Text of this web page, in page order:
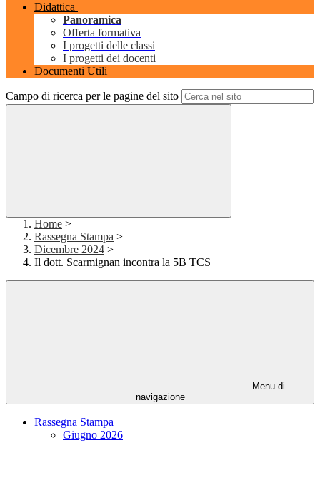
Didattica
Panoramica
Offerta formativa
I progetti delle classi
I progetti dei docenti
Documenti Utili
Campo di ricerca per le pagine del sito
Home >
Rassegna Stampa >
Dicembre 2024 >
Il dott. Scarmignan incontra la 5B TCS
Menu di
navigazione
Rassegna Stampa
Giugno 2026